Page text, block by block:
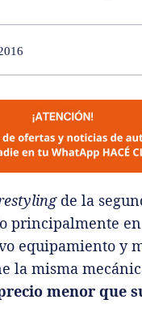
de la
principalmente
equipamiento y
la misma
menor que